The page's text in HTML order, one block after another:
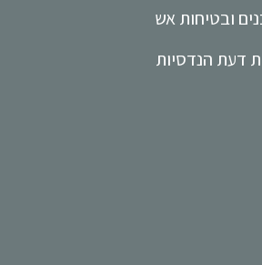
ובטיחות אש
דעת הנדסיות